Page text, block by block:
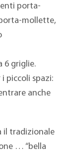
porta-
mollette,
6 griglie.
piccoli spazi:
anche
il tradizionale
… “bella